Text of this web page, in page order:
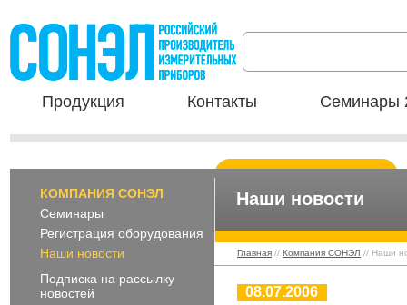
Продукция Контакты Семинары
КОМПАНИЯ СОНЭЛ
Семинары
Регистрация оборудования
Наши новости
Подписка на рассылку
новостей
Наши новости
Главная // Компания СОНЭЛ // Наши
08.07.2006